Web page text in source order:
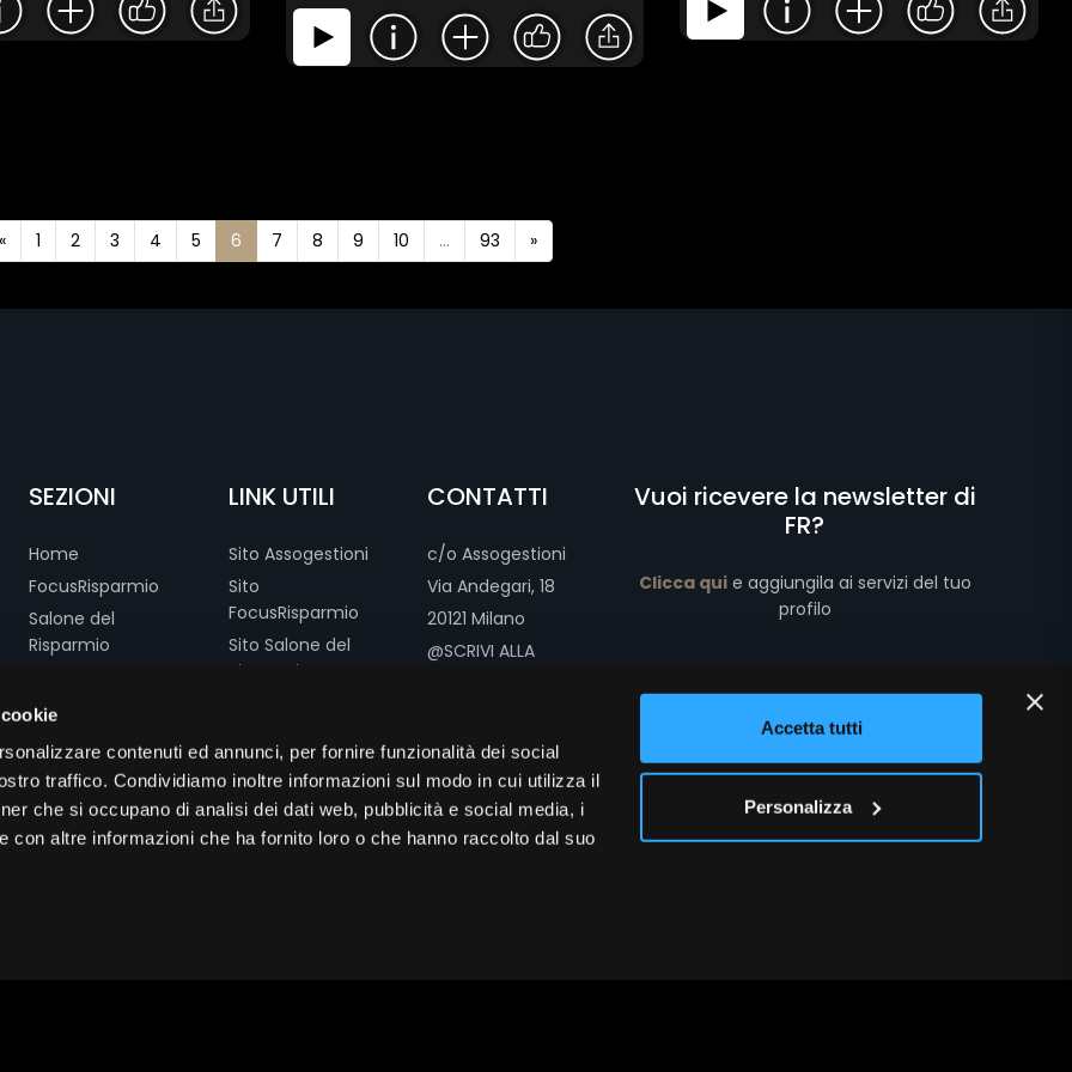
contenuti ed annunci, per fornire funzionalità dei social
traffico. Condividiamo inoltre informazioni sul modo in cui utilizza il
che si occupano di analisi dei dati web, pubblicità e social media, i
con altre informazioni che ha fornito loro o che hanno raccolto dal suo
Accetta tutti
Personalizza
« 1 2 3 4 5 6 7 8 9 10 ... 93 »
SEZIONI
Home
FocusRisparmio
Salone del
Risparmio
Conferenze e
seminari
Interviste e
LINK UTILI
Sito Assogestioni
Sito
FocusRisparmio
Sito Salone del
Risparmio
CONTATTI
c/o Assogestioni
Via Andegari, 18
20121 Milano
@SCRIVI ALLA
F. +39 02 361651.63
Vuoi ricevere la newsletter di
FR?
Clicca quie aggiungila ai servizi del tuo
profilo